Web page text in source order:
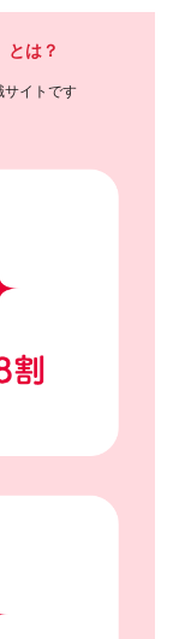
とは？
サイトです